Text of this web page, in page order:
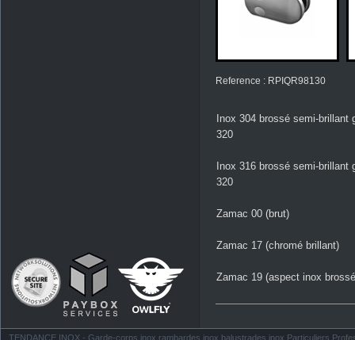
Reference : RPIQR98130
Inox 304 brossé semi-brillant
320
Inox 316 brossé semi-brillant
320
Zamac 00 (brut)
Zamac 17 (chromé brillant)
Zamac 19 (aspect inox
TENDANCE INOX - Garde-corps inox rambardes inox balustrades inox Particuliers